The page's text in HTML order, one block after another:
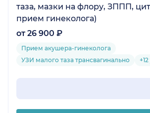
таза, мазки на флору, ЗППП,
прием гинеколога)
от 26 900 ₽
Прием акушера-гинеколога
УЗИ малого таза трансвагинально